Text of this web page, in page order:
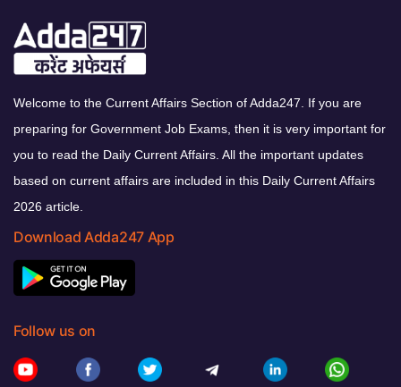
Welcome to the Current Affairs Section of Adda247. If you are
preparing for Government Job Exams, then it is very important for
you to read the Daily Current Affairs. All the important updates
based on current affairs are included in this Daily Current Affairs
2026 article.
Download Adda247 App
Follow us on